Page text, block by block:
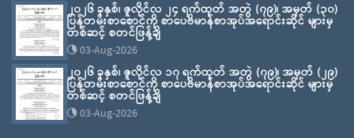
၂၀၂၆ ခုနှစ်၊ ဇူလိုင်လ ၂၄ ရက်ထုတ် အတွဲ (၇၉)၊ အမှတ် (၃၀)
ပြန်တမ်းစာစောင်ကို စာပေဗိမာန်စာအုပ်အရောင်းဆိုင် များမှ
တစ်ဆင့် စတင်ဖြန့်ချိ
03-Aug-2026
၂၀၂၆ ခုနှစ်၊ ဇူလိုင်လ ၁၇ ရက်ထုတ် အတွဲ (၇၉)၊ အမှတ် (၂၉)
ပြန်တမ်းစာစောင်ကို စာပေဗိမာန်စာအုပ်အရောင်းဆိုင် များမှ
တစ်ဆင့် စတင်ဖြန့်ချိ
03-Aug-2026